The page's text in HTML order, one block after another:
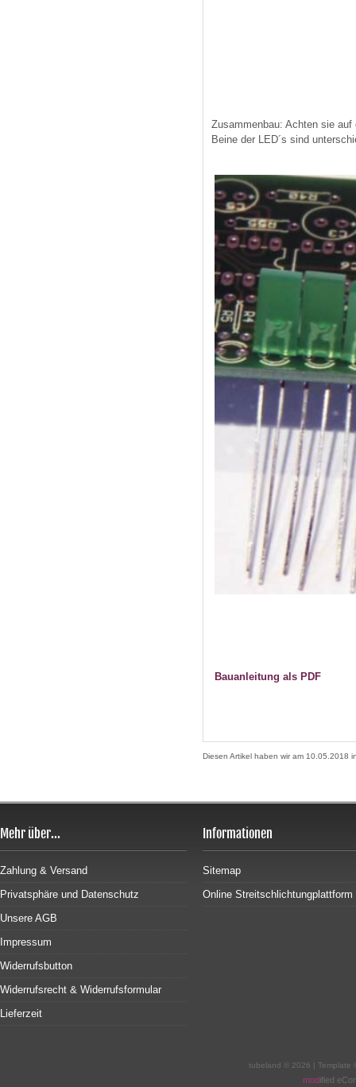
Zusammenbau: Achten sie
Beine der LED´s sind
Bauanleitung als PDF
Diesen Artikel haben wir am 10.05.2018
Mehr über...
Zahlung & Versand
Privatsphäre und Datenschutz
Unsere AGB
Impressum
Widerrufsbutton
Widerrufsrecht & Widerrufsformular
Lieferzeit
Informationen
Sitemap
Online Streitschlichtungplattform
tubeland © 2026 | Template
modified